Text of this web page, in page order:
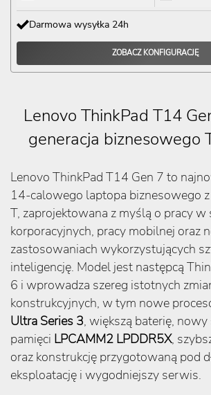
Darmowa wysyłka 24h
ZOBACZ KONFIGURACJĘ
Lenovo ThinkPad T14
generacja biznesowego
Lenovo ThinkPad T14 Gen 7 to
14-calowego laptopa biznesowego
T, zaprojektowana z myślą o pracy
korporacyjnych, pracy mobilnej oraz
zastosowaniach wykorzystujących
inteligencję. Model jest następcą
6 i wprowadza szereg istotnych
konstrukcyjnych, w tym nowe
Ultra Series 3, większą baterię,
pamięci LPCAMM2 LPDDR5X,
oraz konstrukcję przygotowaną pod
eksploatację i wygodniejszy serwis.